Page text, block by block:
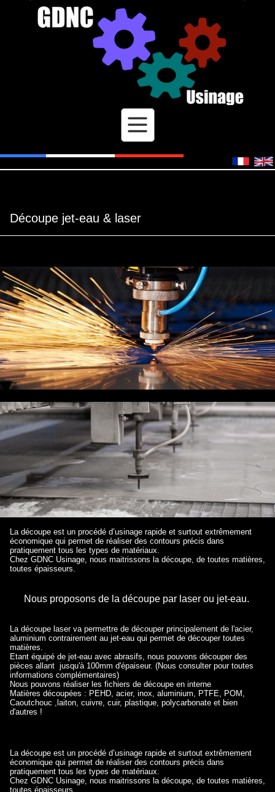
Découpe jet-eau & laser
La découpe est un procédé d’usinage rapide et surtout extrêmement
économique qui permet de réaliser des contours précis dans
pratiquement tous les types de matériaux.
Chez GDNC Usinage, nous maitrissons la découpe, de toutes matières,
toutes épaisseurs.
Nous proposons de la découpe par laser ou jet-eau.
La découpe laser va permettre de découper principalement de l'acier,
aluminium contrairement au jet-eau qui permet de découper toutes
matières.
Etant équipé de jet-eau avec abrasifs, nous pouvons découper des
pièces allant jusqu'à 100mm d'épaiseur. (Nous consulter pour toutes
informations complémentaires)
Nous pouvons réaliser les fichiers de découpe en interne
Matières découpées : PEHD, acier, inox, aluminium, PTFE, POM,
Caoutchouc ,laiton, cuivre, cuir, plastique, polycarbonate et bien
d'autres !
La découpe est un procédé d’usinage rapide et surtout extrêmement
économique qui permet de réaliser des contours précis dans
pratiquement tous les types de matériaux.
Chez GDNC Usinage, nous maitrissons la découpe, de toutes matières,
toutes épaisseurs.